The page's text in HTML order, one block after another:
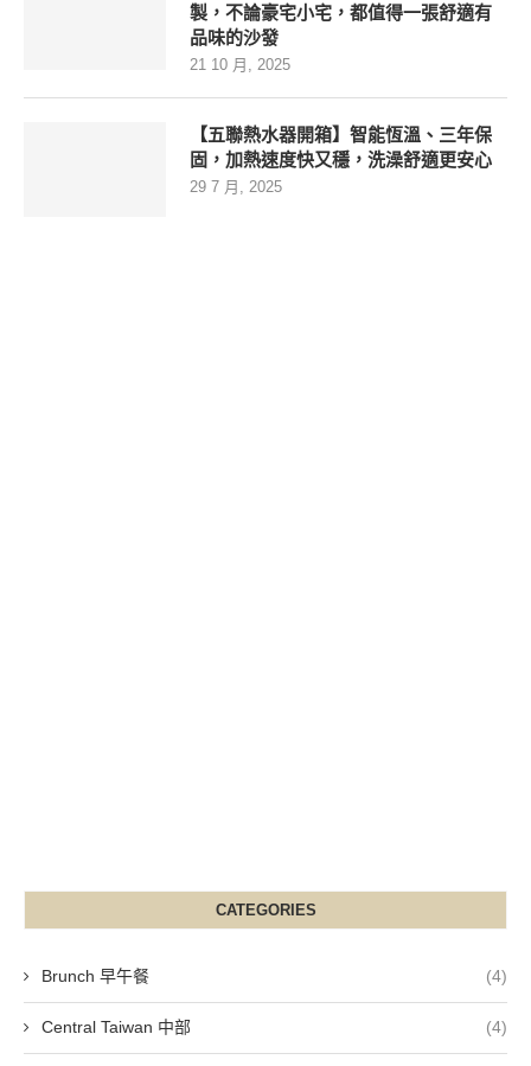
製，不論豪宅小宅，都值得一張舒適有
品味的沙發
21 10 月, 2025
【五聯熱水器開箱】智能恆溫、三年保
固，加熱速度快又穩，洗澡舒適更安心
29 7 月, 2025
CATEGORIES
Brunch 早午餐 (4)
Central Taiwan 中部 (4)